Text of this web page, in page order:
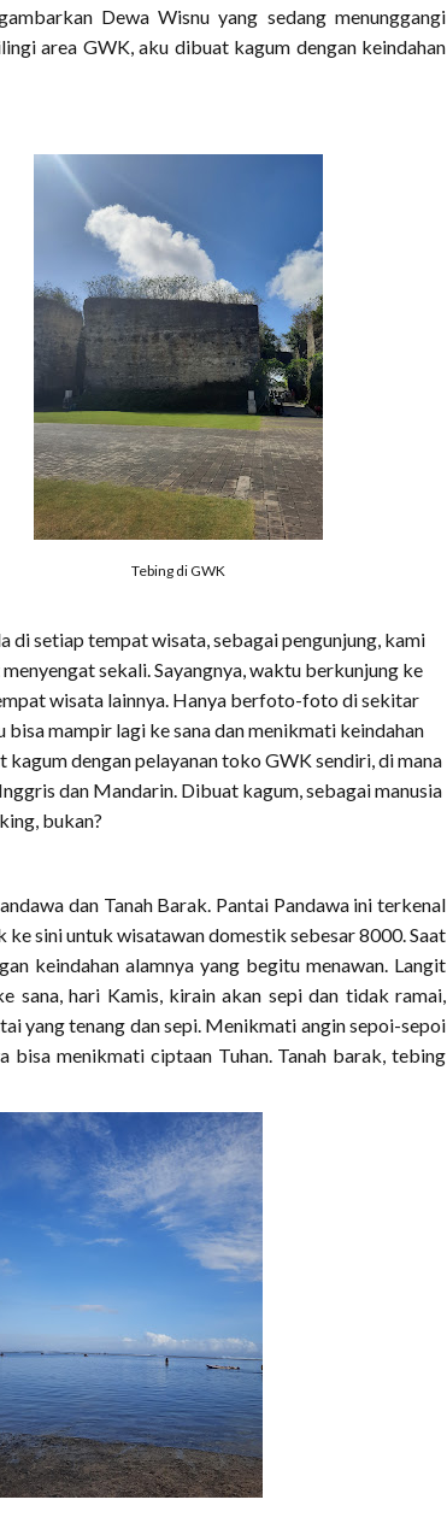
Dewa Wisnu yang sedang menunggangi
area GWK, aku dibuat kagum dengan keindahan
Tebing di GWK
di setiap tempat wisata, sebagai pengunjung, kami
sekali. Sayangnya, waktu berkunjung ke
wisata lainnya. Hanya berfoto-foto di sekitar
mampir lagi ke sana dan menikmati keindahan
dengan pelayanan toko GWK sendiri, di mana
dan Mandarin. Dibuat kagum, sebagai manusia
bukan?
dan Tanah Barak. Pantai Pandawa ini terkenal
sini untuk wisatawan domestik sebesar 8000. Saat
keindahan alamnya yang begitu menawan. Langit
sana, hari Kamis, kirain akan sepi dan tidak ramai,
yang tenang dan sepi. Menikmati angin sepoi-sepoi
bisa menikmati ciptaan Tuhan. Tanah barak, tebing